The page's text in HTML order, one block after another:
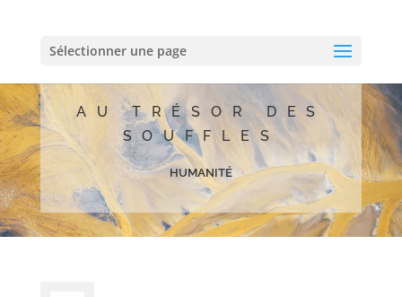
Sélectionner une page
AU TRÉSOR DES
SOUFFLES
humanité